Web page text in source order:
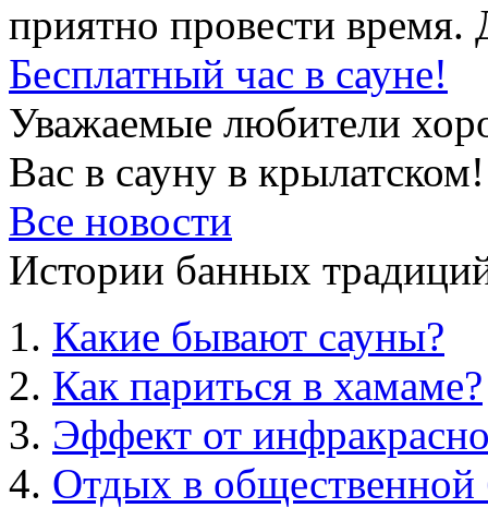
приятно провести
Бесплатный час в сауне!
Уважаемые любители
Вас в сауну в
Все новости
Истории банных
Какие бывают сауны?
Как париться в хамаме?
Эффект от
Отдых в общественной